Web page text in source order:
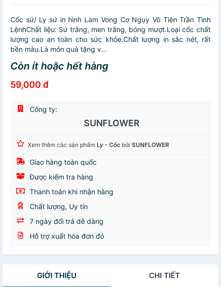
Cốc sứ/ Ly sứ in hình Lam Vong Cơ Ngụy Vô Tiện Trần Tình
LệnhChất liệu: Sứ trắng, men trắng, bóng mượt.Loại cốc chất
lượng cao an toàn cho sức khỏe.Chất lượng in sắc nét, rất
bền màu.Là món quà tặng v...
Còn ít hoặc hết hàng
59,000 đ
Công ty:
SUNFLOWER
Xem thêm các sản phẩm Ly - Cốc bởi SUNFLOWER
Giao hàng toàn quốc
Được kiểm tra hàng
Thanh toán khi nhận hàng
Chất lượng, Uy tín
7 ngày đổi trả dễ dàng
Hỗ trợ xuất hóa đơn đỏ
GIỚI THIỆU CHI TIẾT